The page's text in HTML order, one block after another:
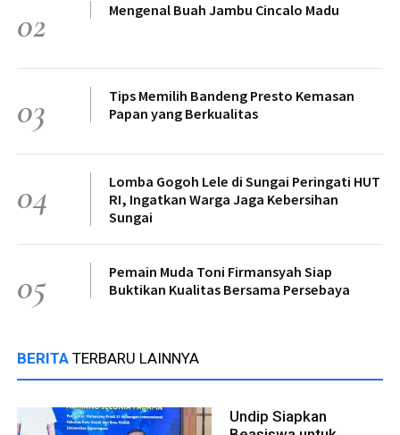
02 Mengenal Buah Jambu Cincalo Madu
03
Tips Memilih Bandeng Presto Kemasan
Papan yang Berkualitas
04
Lomba Gogoh Lele di Sungai Peringati HUT
RI, Ingatkan Warga Jaga Kebersihan
Sungai
05
Pemain Muda Toni Firmansyah Siap
Buktikan Kualitas Bersama Persebaya
BERITA TERBARU LAINNYA
Undip Siapkan